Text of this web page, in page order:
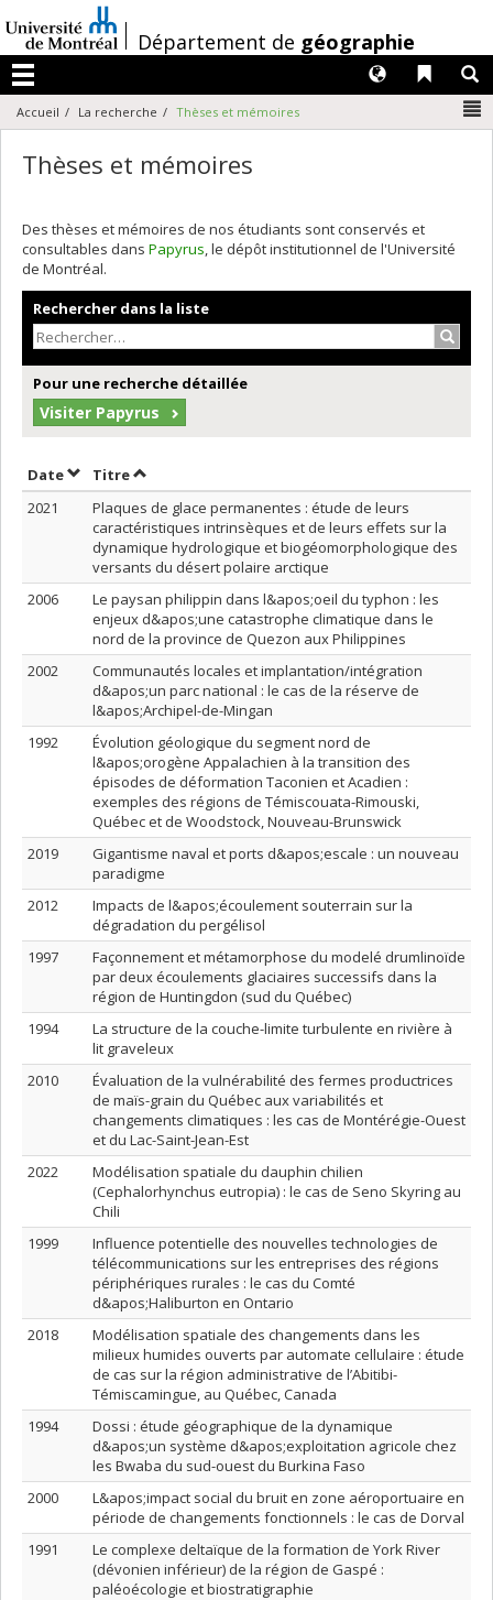
au
contenu
/Département de géographie
Menu
Liens
Langues
Accueil La recherche Thèses et mémoires
Thèses et mémoires
Des thèses et mémoires de nos étudiants sont conservés et
consultables dans Papyrus, le dépôt institutionnel de l'Université
de Montréal.
Rechercher dans la liste
Pour une recherche détaillée
Visiter Papyrus
DateTrier par date en ordre croissant
TitreTrier par titre en ordre croissant
2021
Plaques de glace permanentes : étude de leurs
caractéristiques intrinsèques et de leurs effets sur la
dynamique hydrologique et biogéomorphologique des
versants du désert polaire arctique
2006
Le paysan philippin dans l&apos;oeil du typhon : les
enjeux d&apos;une catastrophe climatique dans le
nord de la province de Quezon aux Philippines
2002
Communautés locales et implantation/intégration
d&apos;un parc national : le cas de la réserve de
l&apos;Archipel-de-Mingan
1992
Évolution géologique du segment nord de
l&apos;orogène Appalachien à la transition des
épisodes de déformation Taconien et Acadien :
exemples des régions de Témiscouata-Rimouski,
Québec et de Woodstock, Nouveau-Brunswick
2019
Gigantisme naval et ports d&apos;escale : un nouveau
paradigme
2012
Impacts de l&apos;écoulement souterrain sur la
dégradation du pergélisol
1997
Façonnement et métamorphose du modelé drumlinoïde
par deux écoulements glaciaires successifs dans la
région de Huntingdon (sud du Québec)
1994
La structure de la couche-limite turbulente en rivière à
lit graveleux
2010
Évaluation de la vulnérabilité des fermes productrices
de maïs-grain du Québec aux variabilités et
changements climatiques : les cas de Montérégie-Ouest
et du Lac-Saint-Jean-Est
2022
Modélisation spatiale du dauphin chilien
(Cephalorhynchus eutropia) : le cas de Seno Skyring au
Chili
1999
Influence potentielle des nouvelles technologies de
télécommunications sur les entreprises des régions
périphériques rurales : le cas du Comté
d&apos;Haliburton en Ontario
2018
Modélisation spatiale des changements dans les
milieux humides ouverts par automate cellulaire : étude
de cas sur la région administrative de l’Abitibi-
Témiscamingue, au Québec, Canada
1994
Dossi : étude géographique de la dynamique
d&apos;un système d&apos;exploitation agricole chez
les Bwaba du sud-ouest du Burkina Faso
2000
L&apos;impact social du bruit en zone aéroportuaire en
période de changements fonctionnels : le cas de Dorval
1991
Le complexe deltaïque de la formation de York River
(dévonien inférieur) de la région de Gaspé :
paléoécologie et biostratigraphie